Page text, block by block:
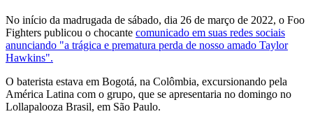
No início da madrugada de sábado, dia 26 de março de 2022, o Foo
Fighters publicou o chocante comunicado em suas redes sociais
anunciando "a trágica e prematura perda de nosso amado Taylor
Hawkins".
O baterista estava em Bogotá, na Colômbia, excursionando pela
América Latina com o grupo, que se apresentaria no domingo no
Lollapalooza Brasil, em São Paulo.